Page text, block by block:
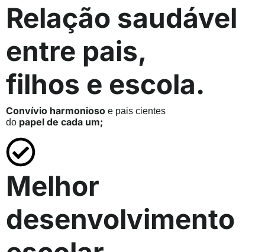
Relação saudável
entre pais,
filhos e escola.
Convívio harmonioso e pais cientes
do papel de cada um;
Melhor
desenvolvimento